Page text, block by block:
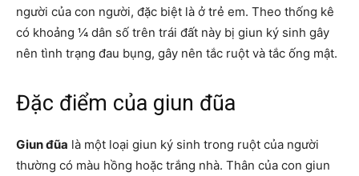
người của con người, đặc biệt là ở trẻ em. Theo thống kê
có khoảng ¼ dân số trên trái đất này bị giun ký sinh gây
nên tình trạng đau bụng, gây nên tắc ruột và tắc ống mật.
Đặc điểm của giun đũa
Giun đũa là một loại giun ký sinh trong ruột của người
thường có màu hồng hoặc trắng nhà. Thân của con giun